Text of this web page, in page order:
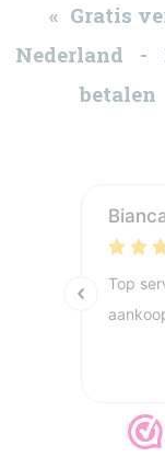
« Gratis
Nederland -